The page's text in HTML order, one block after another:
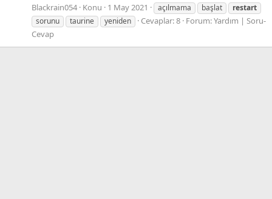
Blackrain054 Konu 1 May 2021 açılmama başlat
restart
sorunu
taurine yeniden Cevaplar: 8 Forum:Yardım | Soru-
Cevap